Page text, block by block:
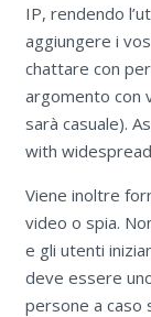
IP, rendendo
aggiungere i
chattare con
argomento con
sarà casuale).
with
Viene inoltre
video o spia.
e gli utenti
deve essere
persone a caso